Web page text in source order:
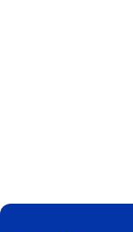
FOOTER